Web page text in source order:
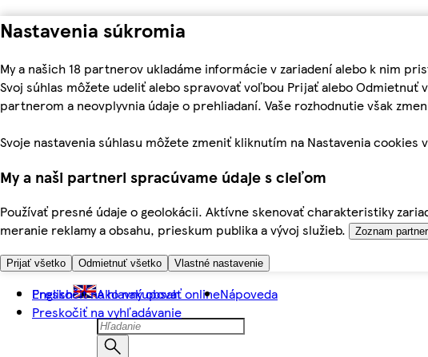
Nastavenia súkromia
My a našich 18 partnerov ukladáme informácie v zariadení alebo k nim
Svoj súhlas môžete udeliť alebo spravovať voľbou Prijať alebo Odmietnuť
partnerom a neovplyvnia údaje o prehliadaní. Vaše rozhodnutie však
Svoje nastavenia súhlasu môžete zmeniť kliknutím na Nastavenia cookies
My a naši partneri spracúvame údaje s cieľom
Používať presné údaje o geolokácii. Aktívne skenovať charakteristiky
meranie reklamy a obsahu, prieskum publika a vývoj služieb.
Zoznam
Prijať všetko Odmietnuť všetko Vlastné nastavenie
Preskočiť na hlavný obsah
Preskočiť na vyhľadávanie
English Ako nakupovať onlineNápoveda